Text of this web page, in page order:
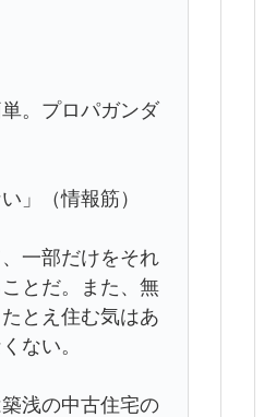
。プロパガンダ
」（情報筋）
一部だけをそれ
とだ。また、無
とえ住む気はあ
ない。
浅の中古住宅の